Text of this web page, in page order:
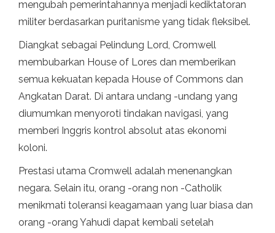
mengubah pemerintahannya menjadi kediktatoran
militer berdasarkan puritanisme yang tidak fleksibel.
Diangkat sebagai Pelindung Lord, Cromwell
membubarkan House of Lores dan memberikan
semua kekuatan kepada House of Commons dan
Angkatan Darat. Di antara undang -undang yang
diumumkan menyoroti tindakan navigasi, yang
memberi Inggris kontrol absolut atas ekonomi
koloni.
Prestasi utama Cromwell adalah menenangkan
negara. Selain itu, orang -orang non -Catholik
menikmati toleransi keagamaan yang luar biasa dan
orang -orang Yahudi dapat kembali setelah